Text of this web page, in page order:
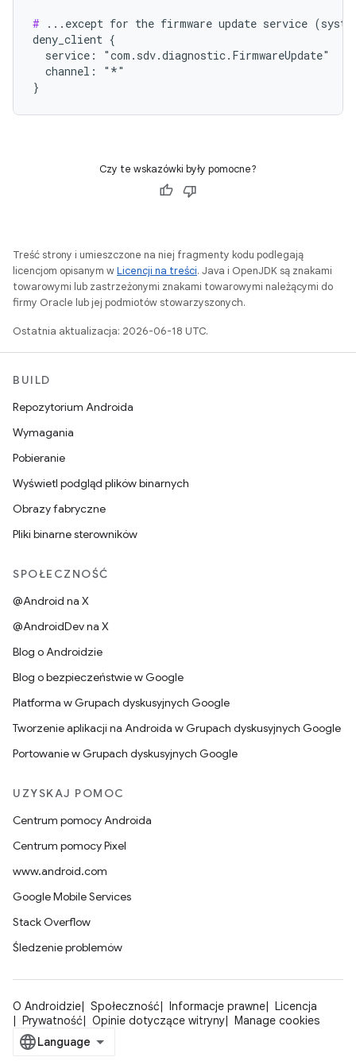
# ...except for the firmware update service
deny_client {
  service: "com.sdv.diagnostic.FirmwareUpdate"
  channel: "*"
Czy te wskazówki były pomocne?
Treść strony i umieszczone na niej fragmenty kodu podlegają
licencjom opisanym wLicencji na treści. Java i OpenJDK są znakami
towarowymi lub zastrzeżonymi znakami towarowymi należącymi do
firmy Oracle lub jej podmiotów stowarzyszonych.
Ostatnia aktualizacja: 2026-06-18 UTC.
BUILD
Repozytorium Androida
Wymagania
Pobieranie
Wyświetl podgląd plików binarnych
Obrazy fabryczne
Pliki binarne sterowników
SPOŁECZNOŚĆ
@Android na X
@AndroidDev na X
Blog o Androidzie
Blog o bezpieczeństwie w Google
Platforma w Grupach dyskusyjnych Google
Tworzenie aplikacji na Androida w Grupach dyskusyjnych Google
Portowanie w Grupach dyskusyjnych Google
UZYSKAJ POMOC
Centrum pomocy Androida
Centrum pomocy Pixel
www.android.com
Google Mobile Services
Stack Overflow
Śledzenie problemów
O Androidzie Społeczność Informacje prawne
Licencja
Prywatność
Opinie dotyczące witryny Manage cookies